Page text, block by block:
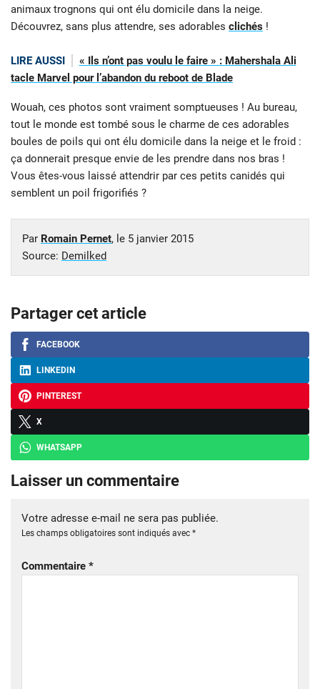
animaux trognons qui ont élu domicile dans la neige.
Découvrez, sans plus attendre, ses adorables clichés !
LIRE AUSSI
« Ils n’ont pas voulu le faire » : Mahershala Ali
tacle Marvel pour l’abandon du reboot de Blade
Wouah, ces photos sont vraiment somptueuses ! Au bureau,
tout le monde est tombé sous le charme de ces adorables
boules de poils qui ont élu domicile dans la neige et le froid :
ça donnerait presque envie de les prendre dans nos bras !
Vous êtes-vous laissé attendrir par ces petits canidés qui
semblent un poil frigorifiés ?
Par Romain Pernet, le 5 janvier 2015
Source: Demilked
Partager cet article
FACEBOOK
LINKEDIN
PINTEREST
X
WHATSAPP
Laisser un commentaire
Votre adresse e-mail ne sera pas publiée.
Les champs obligatoires sont indiqués avec *
Commentaire *